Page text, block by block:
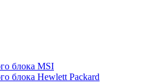
блока MSI
блока Hewlett Packard